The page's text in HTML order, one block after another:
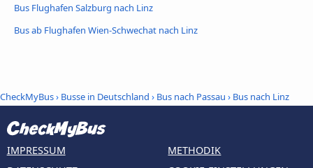
Bus Flughafen Salzburg nach Linz
Bus ab Flughafen Wien-Schwechat nach Linz
CheckMyBus› Busse in Deutschland › Bus nach Passau › Bus nach Linz
IMPRESSUM
METHODIK